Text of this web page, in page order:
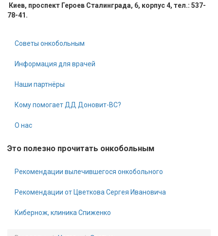
Киев, проспект Героев Сталинграда, 6, корпус 4, тел.: 537-
78-41.
Советы онкобольным
Информация для врачей
Наши партнёры
Кому помогает ДД Доновит-ВС?
О нас
Это полезно прочитать онкобольным
Рекомендации вылечившегося онкобольного
Рекомендации от Цветкова Сергея Ивановича
Кибернож, клиника Спиженко